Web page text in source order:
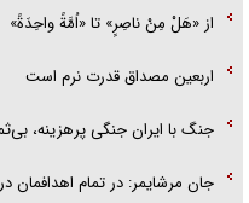
از «هَلْ مِنْ ناصِرٍ» تا «اُمَّةً واحِدَةً»
اربعین مصداق قدرت نرم است
جنگ با ایران جنگی پرهزینه،
جان مرشایمر: در تمام اهدافمان